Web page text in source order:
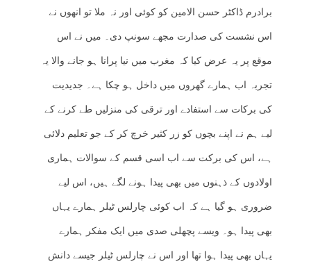
برادرم ڈاکٹر حسن الامین کو کوئی اور نہ ملا تو انھوں نے
اس نشست کی صدارت مجھے سونپ دی۔ میں نے اس
موقع پر یہ عرض کیا کہ مغرب میں نیا پرانا ہو جانے والا یہ
تجربہ اب ہمارے گھروں میں داخل ہو چکا ہے۔ جدیدیت
کی برکات سے استفادے اور ترقی کی منزلیں طے کرنے کے
لیے ہم نے اپنے بچوں کو زر کثیر خرچ کر کے جو تعلیم دلائی
ہے، اس کی برکت سے اب اسی قسم کے سوالات ہماری
اولادوں کے ذہنوں میں بھی پیدا ہونے لگے ہیں، اس لیے
ضروری ہو گیا ہے کہ اب کوئی چارلس ٹیلر ہمارے یہاں
بھی پیدا ہو۔ ویسے پچھلی صدی میں ایک مفکر ہمارے
یہاں بھی پیدا ہوا تھا اور اس نے چارلس ٹیلر جیسے دانش